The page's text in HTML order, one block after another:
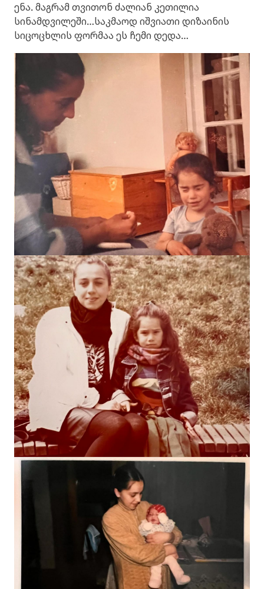
ენა. მაგრამ თვითონ ძალიან კეთილია
სინამდვილეში…საკმაოდ იშვიათი დიზაინის
სიცოცხლის ფორმაა ეს ჩემი დედა…